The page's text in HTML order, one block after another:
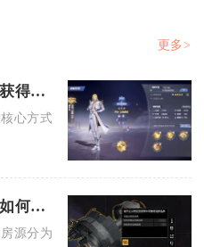
更多>
有没有什么办法可以获得斗罗大陆的化身
心方式集中在主线推进、限时活
无尽的拉格朗日应该如何找到房源
源分为两类，一类是枢纽安东塔